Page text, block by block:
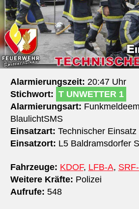
Alarmierungszeit: 20:47 Uhr
Stichwort: T UNWETTER 1
Alarmierungsart:
BlaulichtSMS
Einsatzart: Technischer Einsatz
Einsatzort: L5 Baldramsdorfer
Fahrzeuge: KDOF, LFB-A,
Weitere Kräfte: Polizei
Aufrufe: 548